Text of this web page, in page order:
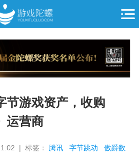
推广
节游戏资产，收购
运营商
| 标签： 腾讯 字节跳动 傲爵数